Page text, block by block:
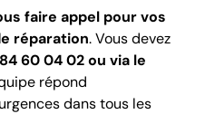
faire appel pour vos
réparation. Vous devez
60 04 02 ou via le
répond
dans tous les